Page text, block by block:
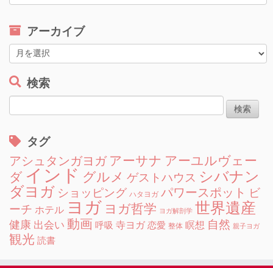
テ
リ
ー
アーカイブ
ー
カ
検索
索:
タグ
アシュタンガヨガ アーサナ アーユルヴェー
ダ インド グルメ ゲストハウス シバナン
ダヨガ ショッピング ハタヨガ パワースポット ビ
ーチ ホテル ヨガ ヨガ哲学 ヨガ解剖学 世界遺産
健康 出会い 動画 呼吸 寺ヨガ 恋愛 整体 瞑想 自然 親子ヨガ
観光 読書